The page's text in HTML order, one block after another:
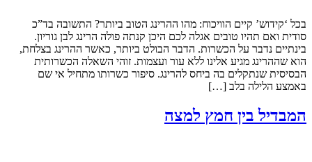
בכל ‘קידוש’ קיים הוויכוח: מהו ההרינג הטוב ביותר? התשובה בד”כ
סודית ואם תהיו טובים אגלה לכם היכן קנתה פולה הרינג לבן גוריון.
בינתיים נדבר על הכשרות. הדבר הבולט ביותר, כאשר ההרינג בצלחת,
הוא שההרינג מגיע אלינו ללא עור ועצמות. זוהי השאלה הכשרותית
הבסיסית שנתקלים בה ביחס להרינג. סיפור כשרותו מתחיל אי שם
באמצע הלילה בלב […]
המבדיל בין חמץ למצה